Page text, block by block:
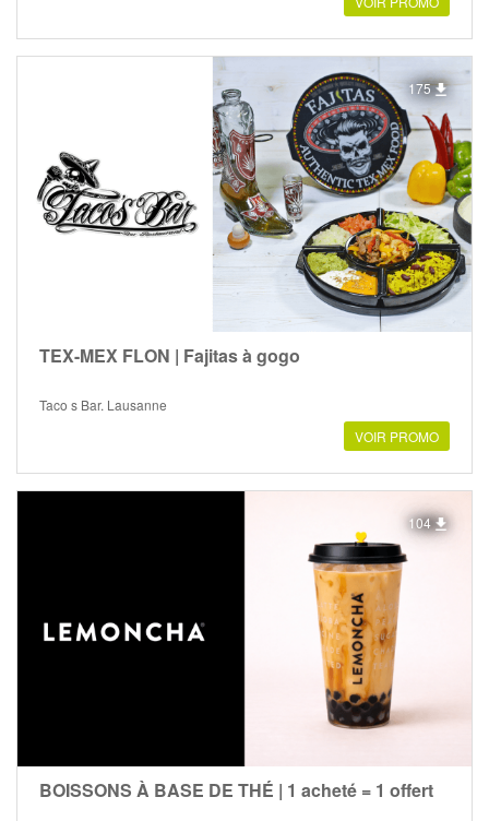
175
TEX-MEX FLON | Fajitas à gogo
Taco s Bar, Lausanne
VOIR PROMO
104
BOISSONS À BASE DE THÉ | 1 acheté = 1 offert